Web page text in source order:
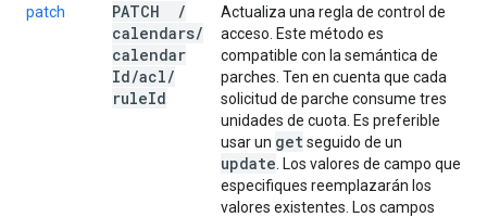
patch PATCH
/
calendars/
calendar
Id/acl/
ruleId
Actualiza una regla de control de
acceso. Este método es
compatible con la semántica de
parches. Ten en cuenta que cada
solicitud de parche consume tres
unidades de cuota. Es preferible
usar un getseguido de un
update . Los valores de campo que
especifiques reemplazarán los
valores existentes. Los campos